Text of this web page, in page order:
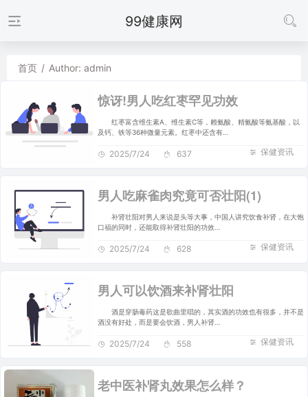
99健康网
首页 / Author: admin
惊讶!男人吃红枣罕见功效
红枣富含维生素A、维生素C等，赖氨酸、精氨酸等氨基酸，以
及钙、铁等36种微量元素。红枣中还含有…
保健资讯
2025/7/24 637
男人吃麻雀肉究竟可否壮阳(1)
补肾壮阳对男人来说是头等大事，中国人讲究饮食补肾，在大饱
口福的同时，还能取得补肾壮阳的功效…
保健资讯
2025/7/24 628
男人可以饮酒来补肾壮阳
酒是穿肠毒药这是歌曲里唱的，其实酒的功效也有很多，并不是
酒没有好处，而是要会饮酒，男人补肾…
保健资讯
2025/7/24 558
老中医补肾丸效果怎么样？